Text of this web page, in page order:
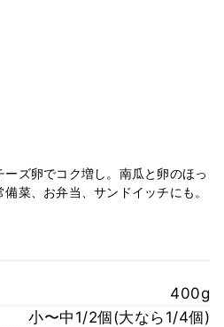
ズ卵でコク増し。南瓜と卵のほっ
菜、お弁当、サンドイッチにも。
400g
小〜中1/2個(大なら1/4個)